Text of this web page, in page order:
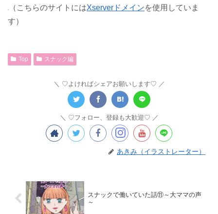
（こちらのサイトにはXserverドメインを使用していま
す）
Top スナック編
♡よければシェアお願いします♡
♡フォロー、登録も大歓迎♡
あきみ（イラストレーター）
スナックで働いていた話⑪～大ママの声
～